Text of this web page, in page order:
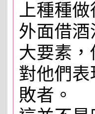
上種種
外面借
大要素
對他們
敗者。